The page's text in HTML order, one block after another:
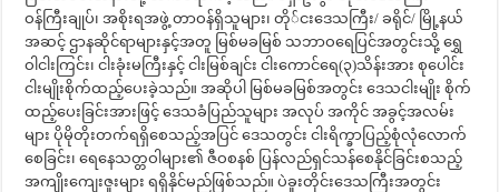
ဝန်ကြီးချုပ်၊ အစိုးရအဖွဲ့ တာဝန်ရှိသူများ၊ တို်ငးဒေသကြီး/ ခရိုင်/ မြို့နယ်
အဆင့် ဌာနဆိုင်ရာများနှင့်အတူ မြစ်မခမြစ် သဘာဝရေပြင်အတွင်းသို့ ရွှေ
ဝါငါးကြင်း၊ ငါးခုံးမကြီးနှင့် ငါးမြစ်ချင်း ငါးကောင်ရေ(၃)သိန်းအား စုပေါင်း
ငါးမျိုးစိုက်ထည့်ပေးခဲ့သည်။ အဆိုပါ မြစ်မခမြစ်အတွင်း ဒေသငါးမျိုး စိုက်
ထည့်ပေးခြင်းအားဖြင့် ဒေသခံပြည်သူများ အလုပ် အကိုင် အခွင့်အလမ်း
များ ပိုမိုတိုးတက်ရရှိစေသည့်အပြင် ဒေသတွင်း ငါးရိက္ခာပြည့်စုံလုံလောက်
စေခြင်း၊ ရေနေသတ္တဝါများ၏ ဇီဝစနစ် ပြန်လည်ရှင်သန်စေနိုင်ခြင်းစသည့်
အကျိုးကျေးဇူးများ ရရှိနိုင်မည်ဖြစ်သည်။ ပဲခူးတိုင်းဒေသကြီးအတွင်း